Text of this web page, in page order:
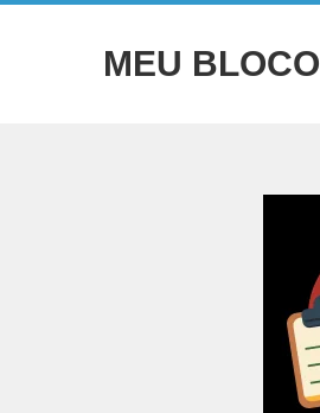
MEU BLOCO